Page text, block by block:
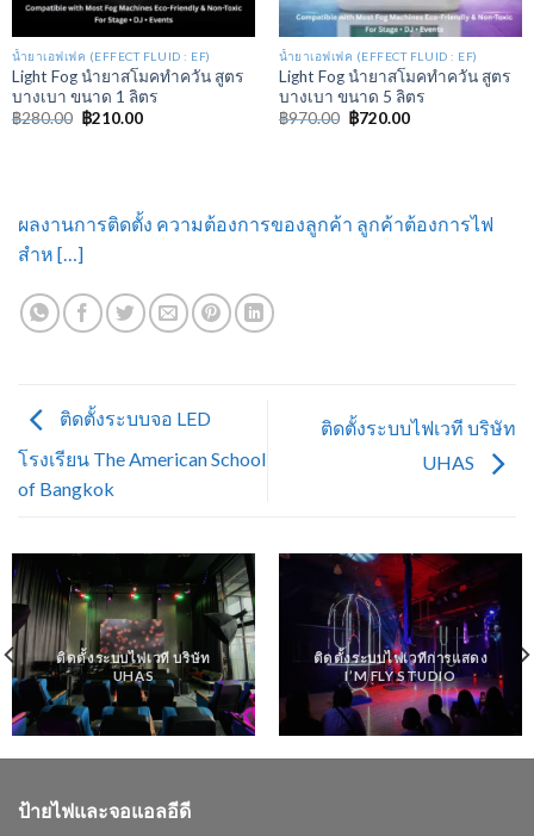
น้ำยาเอฟเฟค (EFFECT FLUID : EF)
Light Fog นํายาสโมคทําควัน สูตร
บางเบา ขนาด 1 ลิตร
฿280.00 ฿210.00
น้ำยาเอฟเฟค (EFFECT FLUID : EF)
Light Fog นํายาสโมคทําควัน สูตร
บางเบา ขนาด 5 ลิตร
฿970.00 ฿720.00
ผลงานการติดตั้ง ความต้องการของลูกค้า ลูกค้าต้องการไฟ
สำห […]
ติดตั้งระบบจอ LED
โรงเรียน The American School
of Bangkok
ติดตั้งระบบไฟเวที บริษัท
UHAS
ติดตั้งระบบไฟเวที บริษัท
UHAS
ติดตั้งระบบไฟเวทีการแสดง
I’M FLY STUDIO
ป้ายไฟและจอแอลอีดี